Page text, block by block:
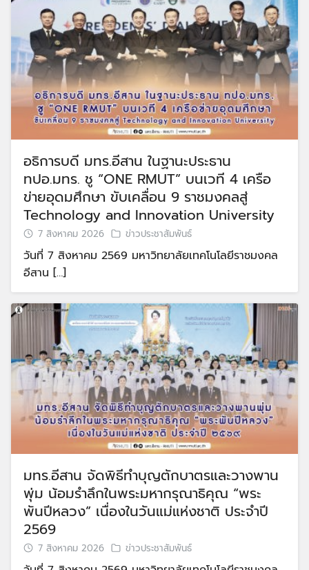
อธิการบดี มทร.อีสาน ในฐานะประธาน
ทปอ.มทร. ชู “ONE RMUT” บนเวที 4 เครือ
ข่ายอุดมศึกษา ขับเคลื่อน 9 ราชมงคลสู่
Technology and Innovation University
7 สิงหาคม 2026 ข่าวประชาสัมพันธ์
วันที่ 7 สิงหาคม 2569 มหาวิทยาลัยเทคโนโลยีราชมงคล
อีสาน […]
มทร.อีสาน จัดพิธีทำบุญตักบาตรและวางพาน
พุ่ม น้อมรำลึกในพระมหากรุณาธิคุณ “พระ
พันปีหลวง” เนื่องในวันแม่แห่งชาติ ประจำปี
2569
7 สิงหาคม 2026 ข่าวประชาสัมพันธ์